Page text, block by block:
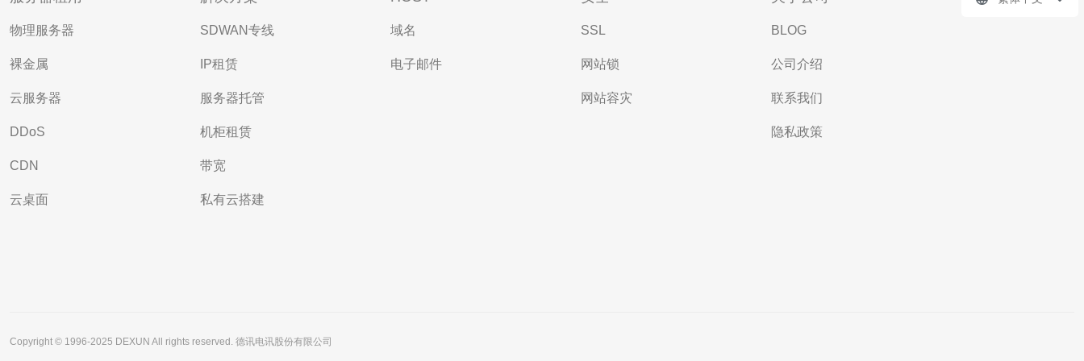
物理服务器
裸金属
云服务器
DDoS
CDN
云桌面
SDWAN专线
IP租赁
服务器托管
机柜租赁
带宽
私有云搭建
域名
电子邮件
SSL
网站锁
网站容灾
BLOG
公司介绍
联系我们
隐私政策
Copyright © 1996-2025 DEXUN All rights reserved. 德讯电讯股份有限公司